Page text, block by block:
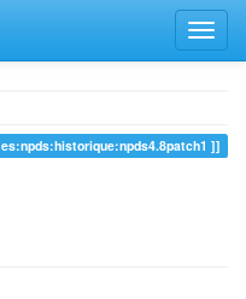
es:npds:historique:npds4.8patch1